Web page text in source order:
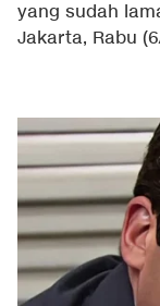
yang sudah
Jakarta, Rabu